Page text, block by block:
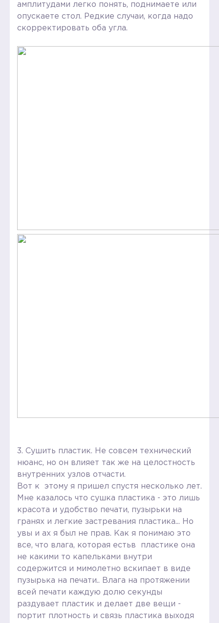
амплитудами легко понять, поднимаете или
опускаете стол. Редкие случаи, когда надо
скорректировать оба угла.
3. Сушить пластик. Не совсем технический
нюанс, но он влияет так же на целостность
внутренних узлов отчасти.
Вот к этому я пришел спустя несколько лет.
Мне казалось что сушка пластика - это лишь
красота и удобство печати, пузырьки на
гранях и легкие застревания пластика... Но
увы и ах я был не прав. Как я понимаю это
все, что влага, которая естьв пластике она
не какими то капельками внутри
содержится и мимолетно вскипает в виде
пузырька на печати.. Влага на протяжении
всей печати каждую долю секунды
раздувает пластик и делает две вещи -
портит плотность и связь пластика выходя